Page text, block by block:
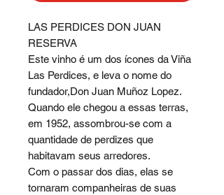
LAS PERDICES DON JUAN
RESERVA
Este vinho é um dos ícones da Viña
Las Perdices, e leva o nome do
fundador,Don Juan Muñoz Lopez.
Quando ele chegou a essas terras,
em 1952, assombrou-se com a
quantidade de perdizes que
habitavam seus arredores.
Com o passar dos dias, elas se
tornaram companheiras de suas